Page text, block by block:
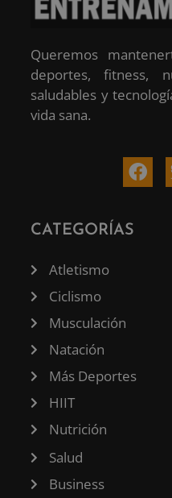
Queremos
deportes, fitness,
saludables y
vida sana.
CATEGORÍAS
Atletismo
Ciclismo
Musculación
Natación
Más Deportes
HIIT
Nutrición
Salud
Business